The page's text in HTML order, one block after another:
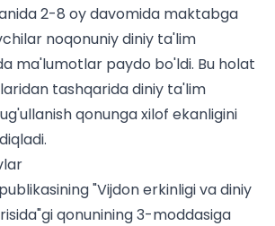
2-8 oy davomida maktabga
noqonuniy diniy ta'lim
ma'lumotlar paydo bo'ldi. Bu holat
tashqarida diniy ta'lim
qonunga xilof ekanligini
"Vijdon erkinligi va diniy
qonunining 3-moddasiga